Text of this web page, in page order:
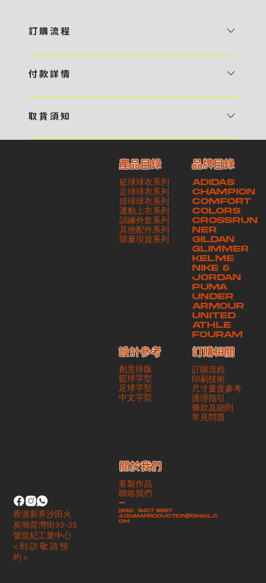
訂 購 流 程
預 約 〉，參看官網上的商品目錄和作品照片去選擇心儀的款式，同時可
報價 貴客可透過電郵方式或 WhatsApp 平台提交定製資料，4AM 團
相關價目，貴客最終確認後將獲取正式完整單據，請安排繳付貨款訂金以
啟動貨品製作 4 / 商品印製 訂金核實後，4AM 團隊將隨即開始製作 5
/ 貨品提取 商品製作完成後，4AM 團隊將聯絡貴客安排貨款餘額及提取
貨品。貴客可選擇最適合的付款方式以及取貨安排
付 款 詳 情
・ Payme ・ 現金機入數 ・ 銀行櫃檯入數 ・ ATM自動櫃員機轉帳 ・
交易單據。如貴客欲更改電郵地址，請與 4AM 團隊聯絡 - 貴客的付款
記錄可透過電郵 或 WhatsApp平台（ 請註明訂單編號 ）交予4AM 團
隊核實有關款項 - 任何轉帳或換匯交易手續費等額外費用，一概不歸屬
本公司之責任 - 貴客請於收獲本公司正式訂購單據後 3 個工作天內安排
付款。如未能按期繳付所需款項，貴客須緻交因逾期所衍生之額外行政費
取 貨 須 知
請與4AM團隊職員聯絡預約取貨時間｜​ ・ GoGoVan ｜即日完成配送
服務｜運費由貴客現金支付司機｜ ・ 順豐速運 ｜貨件運送需要多於2－
3個工作天｜到付｜​ - 貴客請於貨品可取日起之 10 個工作天內安排提取
貨品，如逾期未取，本公司將不予保存相關貨品。有關貨款訂金將不予歸
還，貴客仍須負責貨款餘額 - 貴客請於收貨時小心核對貨品數量及檢查
貨品品質 - 基於 S.F. Express / GoGoVan 等託運商為第三方服務，
本公司將保證貨品安全到達第三方手中。如第三方在運送過程中引致任何
有關貨品之遺失、損毀、誤投或運送延誤，本公司一律不負責
產品目錄
籃球球衣系列
足球球衣系列
排球球衣系列
運動上衣系列
訓練外套系列
其他配件系列
​限量現貨系列
ADIDAS
CHAMPION
COMFORT
COLORS
CROSSRUN
NER
GILDAN
GLIMMER
KELME
NIKE &
JORDAN
PUMA
UNDER
ARMOUR
UNITED
ATHLE
FOURAM
品牌目錄
創意排版
籃球字型
足球字型
​中文字型
設計參考
訂購流程
印刷技術
尺寸量度參考
護理指引
條款及細則
​常見問題
訂購相關
客製作品
聯絡我們
-
(852）9407 9997
4.00am.production@gmail.c
om
​關於我們
香港新界沙田火
炭坳背灣街33-35
號世紀工業中心
< 到 訪 敬 請 預
約 >